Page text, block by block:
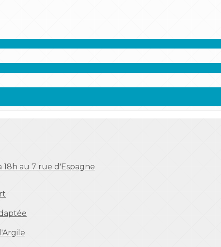
18h au 7 rue d'Espagne